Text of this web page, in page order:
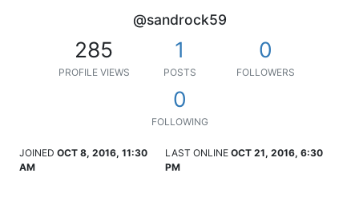
@sandrock59
285
PROFILE VIEWS
1
POSTS
0
FOLLOWERS
0
FOLLOWING
JOINED OCT 8, 2016, 11:30
AM
LAST ONLINE OCT 21, 2016, 6:30
PM